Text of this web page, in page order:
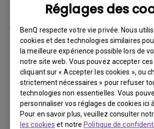
Réglages des
BenQ respecte votre vie privée. Nous
cookies et des technologies similaires
la meilleure expérience possible lors de
notre site web. Vous pouvez accepter ces
cliquant sur « Accepter les cookies », ou
strictement nécessaires » pour refuser
technologies non essentielles. Vous
personnaliser vos réglages de cookies ici
Pour en savoir plus, veuillez consulter
les cookies et notrePolitique de
par la suite.
Vous devez retourner le Produit
sauf indication contraire de
prestataire de services agréé
devez prépayer les frais
d’exportation, droits de
charges associées au
BenQ. De plus, vous êtes
l’assurance du Produit expédié